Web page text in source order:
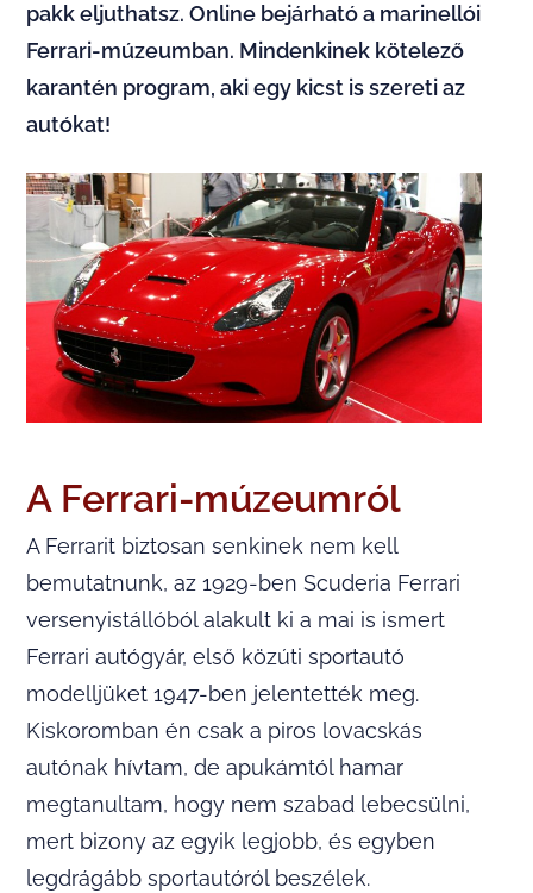
pakk eljuthatsz. Online bejárható a marinellói
Ferrari-múzeumban. Mindenkinek kötelező
karantén program, aki egy kicst is szereti az
autókat!
A Ferrari-múzeumról
A Ferrarit biztosan senkinek nem kell
bemutatnunk, az 1929-ben Scuderia Ferrari
versenyistállóból alakult ki a mai is ismert
Ferrari autógyár, első közúti sportautó
modelljüket 1947-ben jelentették meg.
Kiskoromban én csak a piros lovacskás
autónak hívtam, de apukámtól hamar
megtanultam, hogy nem szabad lebecsülni,
mert bizony az egyik legjobb, és egyben
legdrágább sportautóról beszélek.